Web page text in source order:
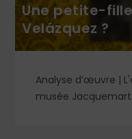
Une petite-
Velázquez ?
Analyse d’œuvre |
musée